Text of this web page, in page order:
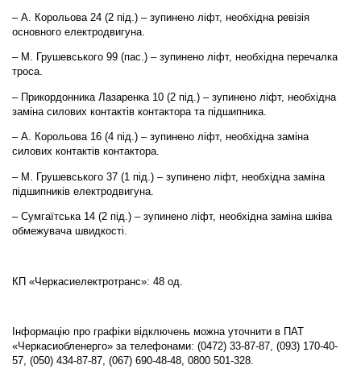
– А. Корольова 24 (2 під.) – зупинено ліфт, необхідна ревізія
основного електродвигуна.
– М. Грушевського 99 (пас.) – зупинено ліфт, необхідна перечалка
троса.
– Прикордонника Лазаренка 10 (2 під.) – зупинено ліфт, необхідна
заміна силових контактів контактора та підшипника.
– А. Корольова 16 (4 під.) – зупинено ліфт, необхідна заміна
силових контактів контактора.
– М. Грушевського 37 (1 під.) – зупинено ліфт, необхідна заміна
підшипників електродвигуна.
– Сумгаїтська 14 (2 під.) – зупинено ліфт, необхідна заміна шківа
обмежувача швидкості.
КП «Черкасиелектротранс»: 48 од.
Інформацію про графіки відключень можна уточнити в ПАТ
«Черкасиобленерго» за телефонами: (0472) 33-87-87, (093) 170-40-
57, (050) 434-87-87, (067) 690-48-48, 0800 501-328.